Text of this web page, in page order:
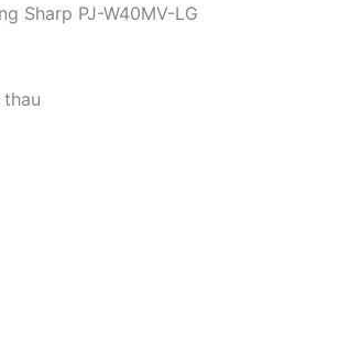
Sharp PJ-W40MV-LG